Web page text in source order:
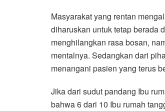
Masyarakat yang rentan
diharuskan untuk tetap berada
menghilangkan rasa bosan,
mentalnya. Sedangkan dari
menangani pasien yang terus
Jika dari sudut pandang Ibu
bahwa 6 dari 10 Ibu rumah